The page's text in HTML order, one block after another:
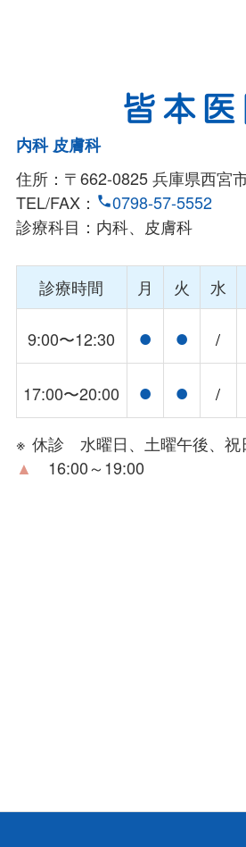
内科 皮膚科
住所：〒662-0825 兵庫県西宮
TEL/FAX： phone0798-57-5552
診療科目：内科、皮膚科
診療時間 月 火 水
9:00〜12:30 ● ● /
17:00〜20:00 ● ● /
休診 水曜日、土曜午後、祝
▲
16:00～19:00